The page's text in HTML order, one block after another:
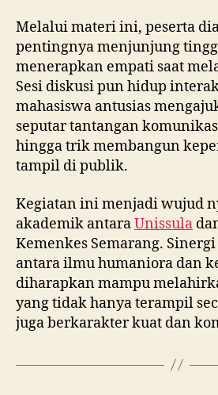
Melalui materi ini, peserta
pentingnya menjunjung
menerapkan empati saat
Sesi diskusi pun hidup
mahasiswa antusias
seputar tantangan
hingga trik membangun
tampil di publik.
Kegiatan ini menjadi wujud
akademik antaraUnissula
Kemenkes Semarang.
antara ilmu humaniora dan
diharapkan mampu
yang tidak hanya terampil
juga berkarakter kuat dan